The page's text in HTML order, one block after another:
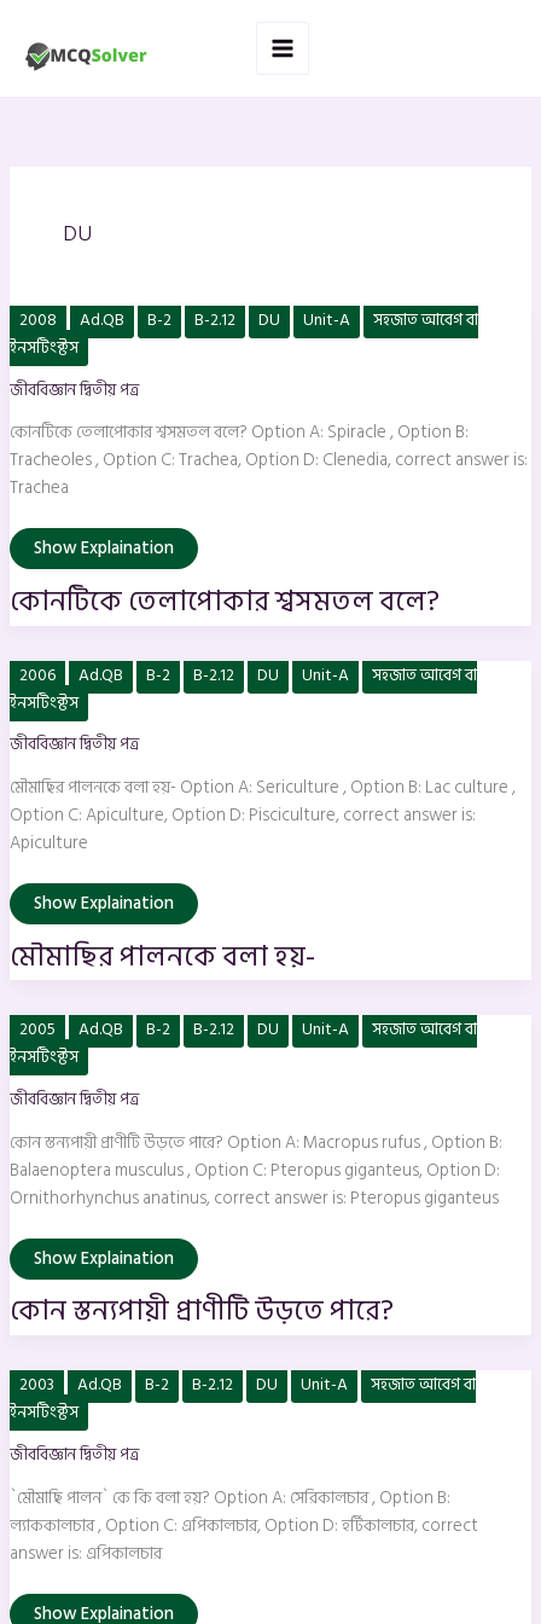
content
DU
2008 Ad.QB B-2 B-2.12 DU Unit-A
সহজাত আবেগ বা
ইনসটিংক্টস
জীববিজ্ঞান দ্বিতীয় পত্র
কোনটিকে তেলাপোকার শ্বসমতল বলে? Option A: Spiracle , Option B:
Tracheoles , Option C: Trachea, Option D: Clenedia, correct answer is:
Trachea
কোনটিকে
তেলাপোকার
শ্বসমতল
বলে?
Show Explaination
কোনটিকে তেলাপোকার শ্বসমতল বলে?
2006 Ad.QB B-2 B-2.12 DU Unit-A
সহজাত আবেগ বা
ইনসটিংক্টস
জীববিজ্ঞান দ্বিতীয় পত্র
মৌমাছির পালনকে বলা হয়- Option A: Sericulture , Option B: Lac culture ,
Option C: Apiculture, Option D: Pisciculture, correct answer is:
Apiculture
মৌমাছির
পালনকে
বলা
হয়-
Show Explaination
মৌমাছির পালনকে বলা হয়-
2005 Ad.QB B-2 B-2.12 DU Unit-A
সহজাত আবেগ বা
ইনসটিংক্টস
জীববিজ্ঞান দ্বিতীয় পত্র
কোন স্তন্যপায়ী প্রাণীটি উড়তে পারে? Option A: Macropus rufus , Option B:
Balaenoptera musculus , Option C: Pteropus giganteus, Option D:
Ornithorhynchus anatinus, correct answer is: Pteropus giganteus
কোন
স্তন্যপায়ী
প্রাণীটি
উড়তে
পারে?
Show Explaination
কোন স্তন্যপায়ী প্রাণীটি উড়তে পারে?
2003 Ad.QB B-2 B-2.12 DU Unit-A
সহজাত আবেগ বা
ইনসটিংক্টস
জীববিজ্ঞান দ্বিতীয় পত্র
`মৌমাছি পালন` কে কি বলা হয়? Option A: সেরিকালচার , Option B:
ল্যাককালচার , Option C: এপিকালচার, Option D: হর্টিকালচার, correct
answer is: এপিকালচার
`মৌমাছি
পালন`
কে
কি
বলা
হয়?
Show Explaination